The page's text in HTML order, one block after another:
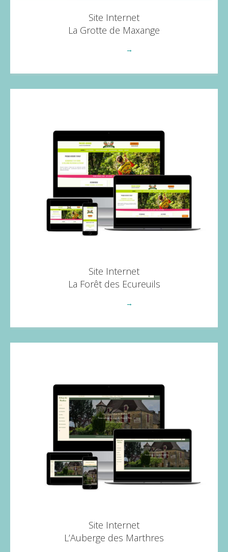
Site Internet
La Grotte de Maxange
→
Site Internet
La Forêt des Ecureuils
→
Site Internet
L’Auberge des Marthres